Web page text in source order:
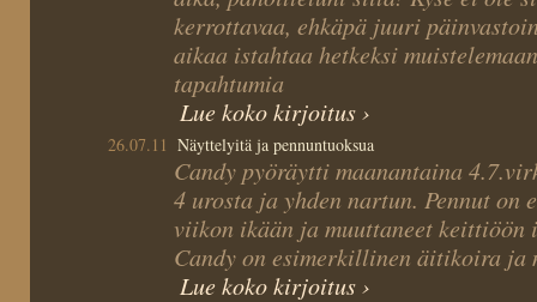
kerrottavaa, ehkäpä juuri
aikaa istahtaa hetkeksi
tapahtumia
Lue koko kirjoitus ›
26.07.11 Näyttelyitä ja pennuntuoksua
Candy pyöräytti maanantaina
4 urosta ja yhden nartun. Pennut on
viikon ikään ja muuttaneet keittiöön
Candy on esimerkillinen äitikoira ja
Lue koko kirjoitus ›